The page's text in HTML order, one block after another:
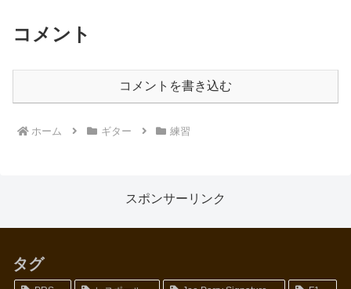
コメント
コメントを書き込む
ホーム ギター 練習
スポンサーリンク
タグ